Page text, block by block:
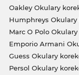
Oakley Okulary
Humphreys Okulary
Marc O Polo
Emporio Armani
Guess Okulary
Persol Okulary